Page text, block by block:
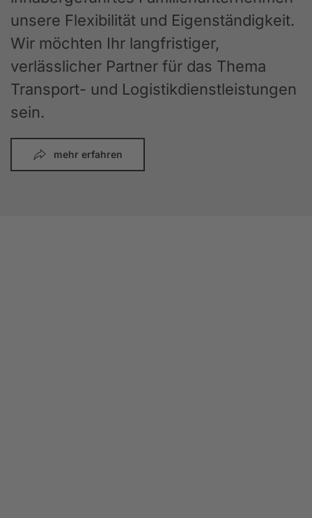
unsere Flexibilität und Eigenständigkeit.
Wir möchten Ihr langfristiger,
verlässlicher Partner für das Thema
Transport- und Logistikdienstleistungen
sein.
mehr erfahren